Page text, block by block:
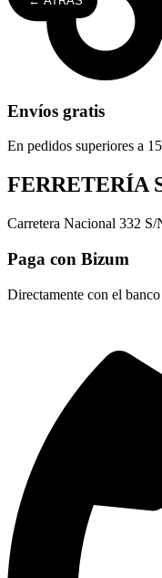
Envíos gratis
En pedidos superiores a
FERRETERÍA
Carretera Nacional 332
Paga con Bizum
Directamente con el banco